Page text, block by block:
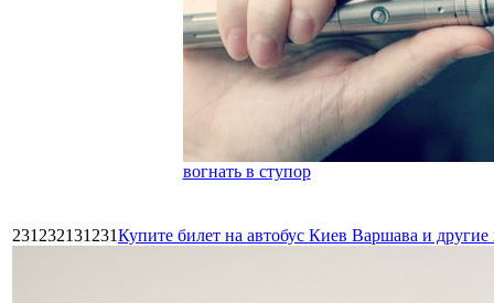
вогнать в ступор
231232131231Купите билет на автобус Киев Варшава и